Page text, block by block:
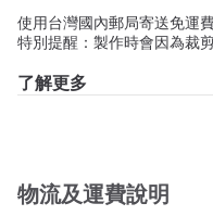
使用台灣國內郵局寄送免運
特別提醒：製作時會因為裁
了解更多
物流及運費說明